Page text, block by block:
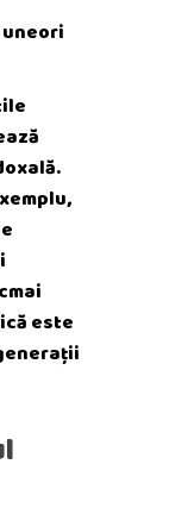
este